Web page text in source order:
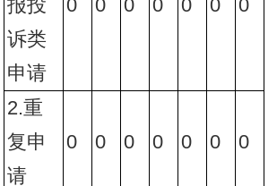
报投
诉类
申请
0 0 0 0 0 0 0
2.重
复申
请
0 0 0 0 0 0 0